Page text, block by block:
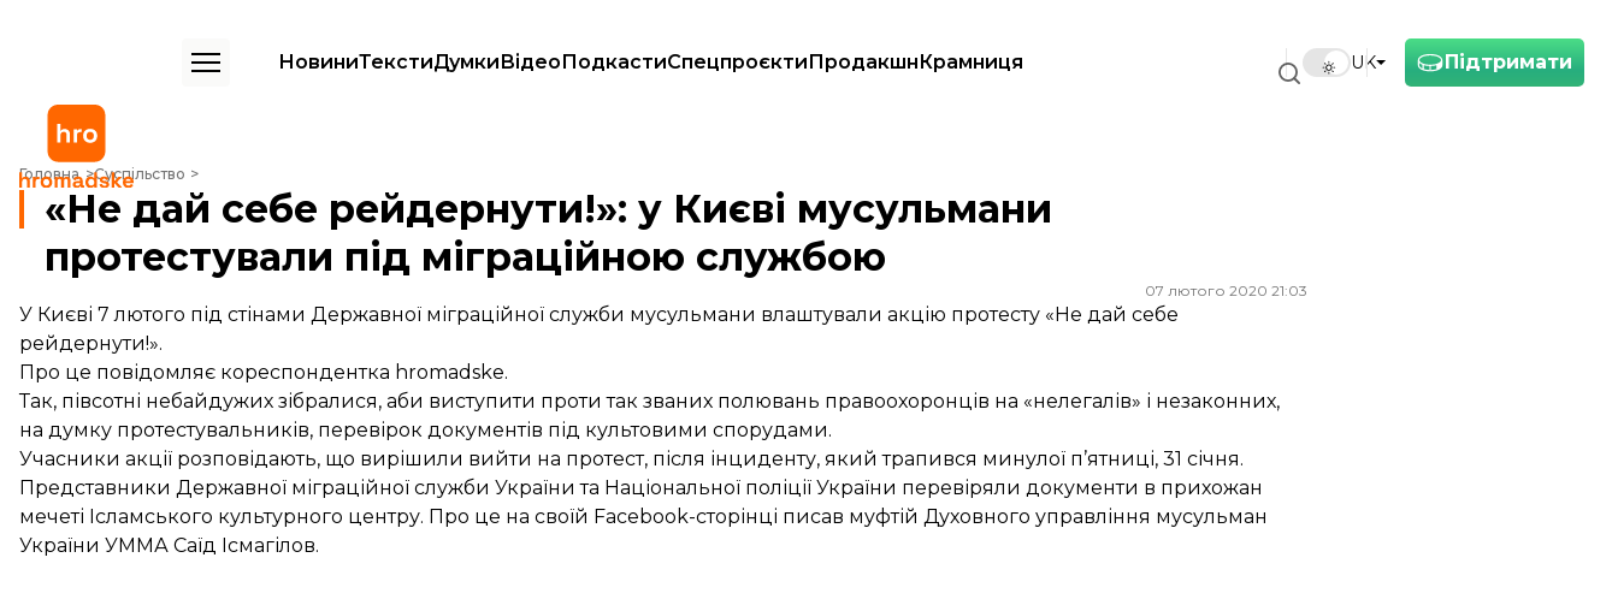
Підтримати
UK
НовиниТекстиДумкиВідеоПодкастиСпецпроєктиПродакшнКрамниця
Головна Суспільство
«Не дай себе рейдернути!»: у Києві мусульмани протестували під міграційною службою
«Не дай себе рейдернути!»: у Києві мусульмани
протестували під міграційною службою
07 лютого 2020 21:03
У Києві 7 лютого під стінами Державної міграційної служби мусульмани влаштували акцію протесту «Не дай себе
рейдернути!».
Про це повідомляє кореспондентка hromadske.
Так, півсотні небайдужих зібралися, аби виступити проти так званих полювань правоохоронців на «нелегалів» і незаконних,
на думку протестувальників, перевірок документів під культовими спорудами.
Учасники акції розповідають, що вирішили вийти на протест, після інциденту, який трапився минулої п’ятниці, 31 січня.
Представники Державної міграційної служби України та Національної поліції України перевіряли документи в прихожан
мечеті Ісламського культурного центру. Про це на своїй Facebook-сторінці писав муфтій Духовного управління мусульман
України УММА Саїд Ісмагілов.